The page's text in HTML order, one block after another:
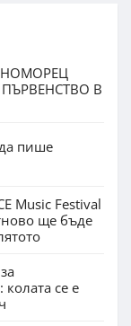
В
пише
Music Festival
ще бъде
колата се е